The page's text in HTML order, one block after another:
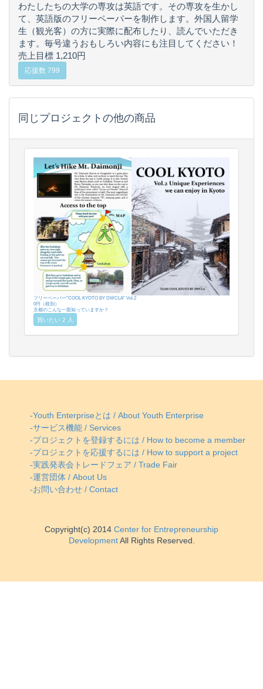
わたしたちの大学の専攻は英語です。その専攻を生かし
て、英語版のフリーペーパーを制作します。外国人留学
生（観光客）の方に実際に配布したり、読んでいただき
ます。毎号違うおもしろい内容にも注目してください！
売上目標 1,210円
応援数 799
同じプロジェクトの他の商品
フリーペーパー"COOL KYOTO BY DWCLA" Vol.2
0円（税別）
京都のこんな一面知っていますか？
買いたい 2 人
-Youth Enterpriseとは / About Youth Enterprise
-サービス機能 / Services
-プロジェクトを登録するには / How to become a member
-プロジェクトを応援するには / How to support a project
-実践発表会トレードフェア / Trade Fair
-運営団体 / About Us
-お問い合わせ / Contact
Copyright(c) 2014 Center for Entrepreneurship
DevelopmentAll Rights Reserved.